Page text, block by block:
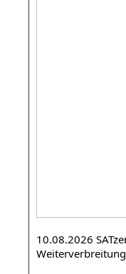
10.08.2026